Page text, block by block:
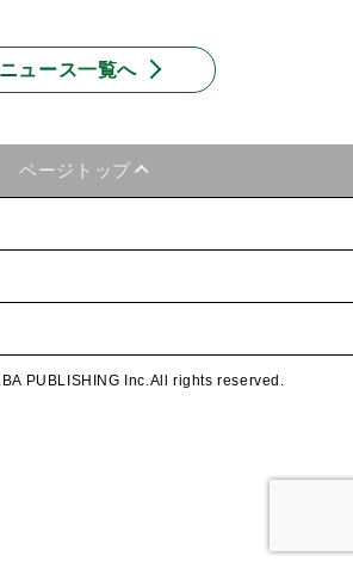
ニュース一覧へ
ページトップ
PUBLISHING Inc.All rights reserved.